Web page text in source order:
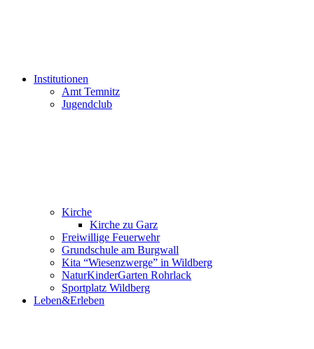
Institutionen
Amt Temnitz
Jugendclub
Kirche
Kirche zu Garz
Freiwillige Feuerwehr
Grundschule am Burgwall
Kita “Wiesenzwerge” in Wildberg
NaturKinderGarten Rohrlack
Sportplatz Wildberg
Leben&Erleben